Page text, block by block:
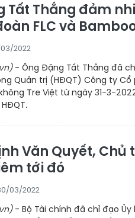
Tất Thắng đảm
FLC và
2022
- Ông Đặng Tất Thắng đã
Quản trị (HĐQT) Công ty Cổ
Tre Việt từ ngày 31-3-
Văn Quyết, Chủ
tới đó
03/2022
- Bộ Tài chính đã chỉ đạo Ủy